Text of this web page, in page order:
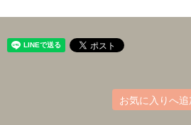
お気に入りへ追